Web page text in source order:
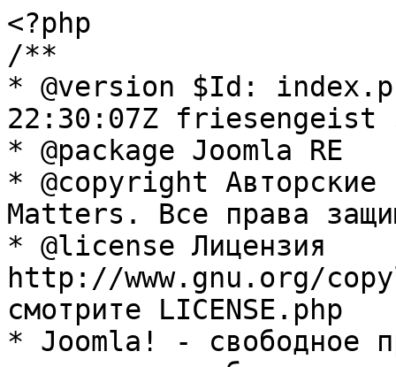
<?php
/**
* @version $Id:
22:30:07Z friesengeist
* @package Joomla RE
* @copyright Авторские
Matters. Все права
* @license Лицензия
http://www.gnu.org/
смотрите LICENSE.php
* Joomla! - свободное